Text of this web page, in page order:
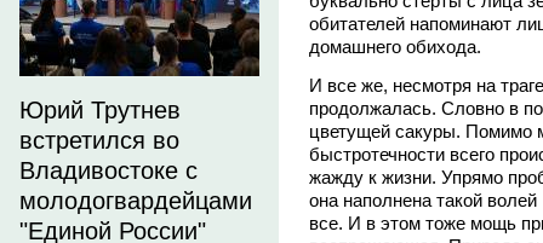
Юрий Трутнев
встретился во
Владивостоке с
молодогвардейцами
"Единой России"
обитателей напоминают
домашнего обихода.
И все же, несмотря на
продолжалась. Словно в
цветущей сакуры. Помимо
быстротечности всего
жажду к жизни. Упрямо
она наполнена такой
все. И в этом тоже мощь